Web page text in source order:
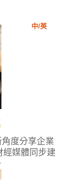
中/英
度分享企業
經媒體同步建